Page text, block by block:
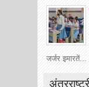
जर्जर इमारतें...